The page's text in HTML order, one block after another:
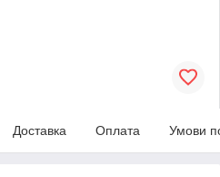
Доставка Оплата Умови